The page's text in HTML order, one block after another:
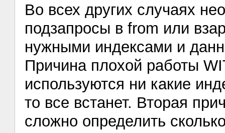
Во всех других случаях
подзапросы в from или
нужными индексами и
Причина плохой работы
используются ни какие
то все встанет. Вторая
сложно определить